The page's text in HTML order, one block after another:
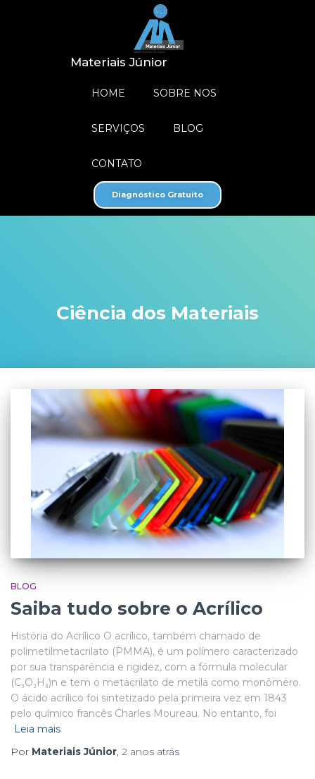
Materiais Júnior
HOME SOBRE NOS
SERVIÇOS BLOG
CONTATO
Diagnóstico Gratuito
Ciência dos Materiais
BLOG
Saiba tudo sobre o Acrílico
História do Acrílico O acrílico, também chamado de
polimetilmetacrilato (PMMA), é um polímero caracterizado
por sua transparência e rigidez, com a fórmula molecular
(C₅O₂H₈)n e tem o metacrilato de metila como monômero.
O ácido acrílico foi sintetizado pela primeira vez em 1843
pelo químico francês Charles Moureau. No entanto, foi
Leia mais
Por Materiais Júnior, 2 anos atrás